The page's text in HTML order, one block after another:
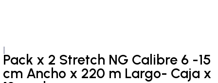
Pack x 2 Stretch NG Calibre 6 -15
cm Ancho x 220 m Largo- Caja x